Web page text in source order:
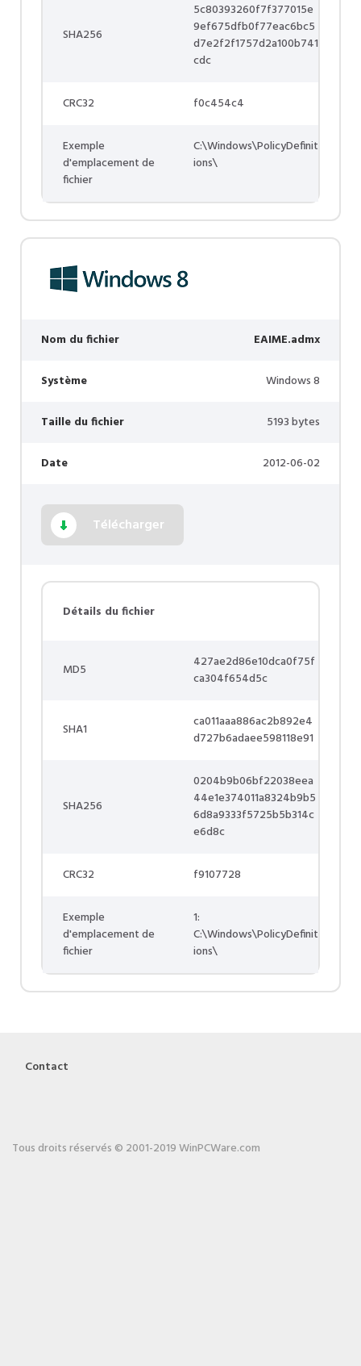
SHA256
5c80393260f7f377015e
9ef675dfb0f77eac6bc5
d7e2f2f1757d2a100b741
cdc
CRC32 f0c454c4
Exemple
d'emplacement de
fichier
C:\Windows\PolicyDefinit
ions\
Nom du fichier EAIME.admx
Système Windows 8
Taille du fichier 5193 bytes
Date 2012-06-02
Télécharger
Détails du fichier
MD5
427ae2d86e10dca0f75f
ca304f654d5c
SHA1
ca011aaa886ac2b892e4
d727b6adaee598118e91
SHA256
0204b9b06bf22038eea
44e1e374011a8324b9b5
6d8a9333f5725b5b314c
e6d8c
CRC32 f9107728
Exemple
d'emplacement de
fichier
1:
C:\Windows\PolicyDefinit
ions\
Contact
Tous droits réservés © 2001-2019 WinPCWare.com